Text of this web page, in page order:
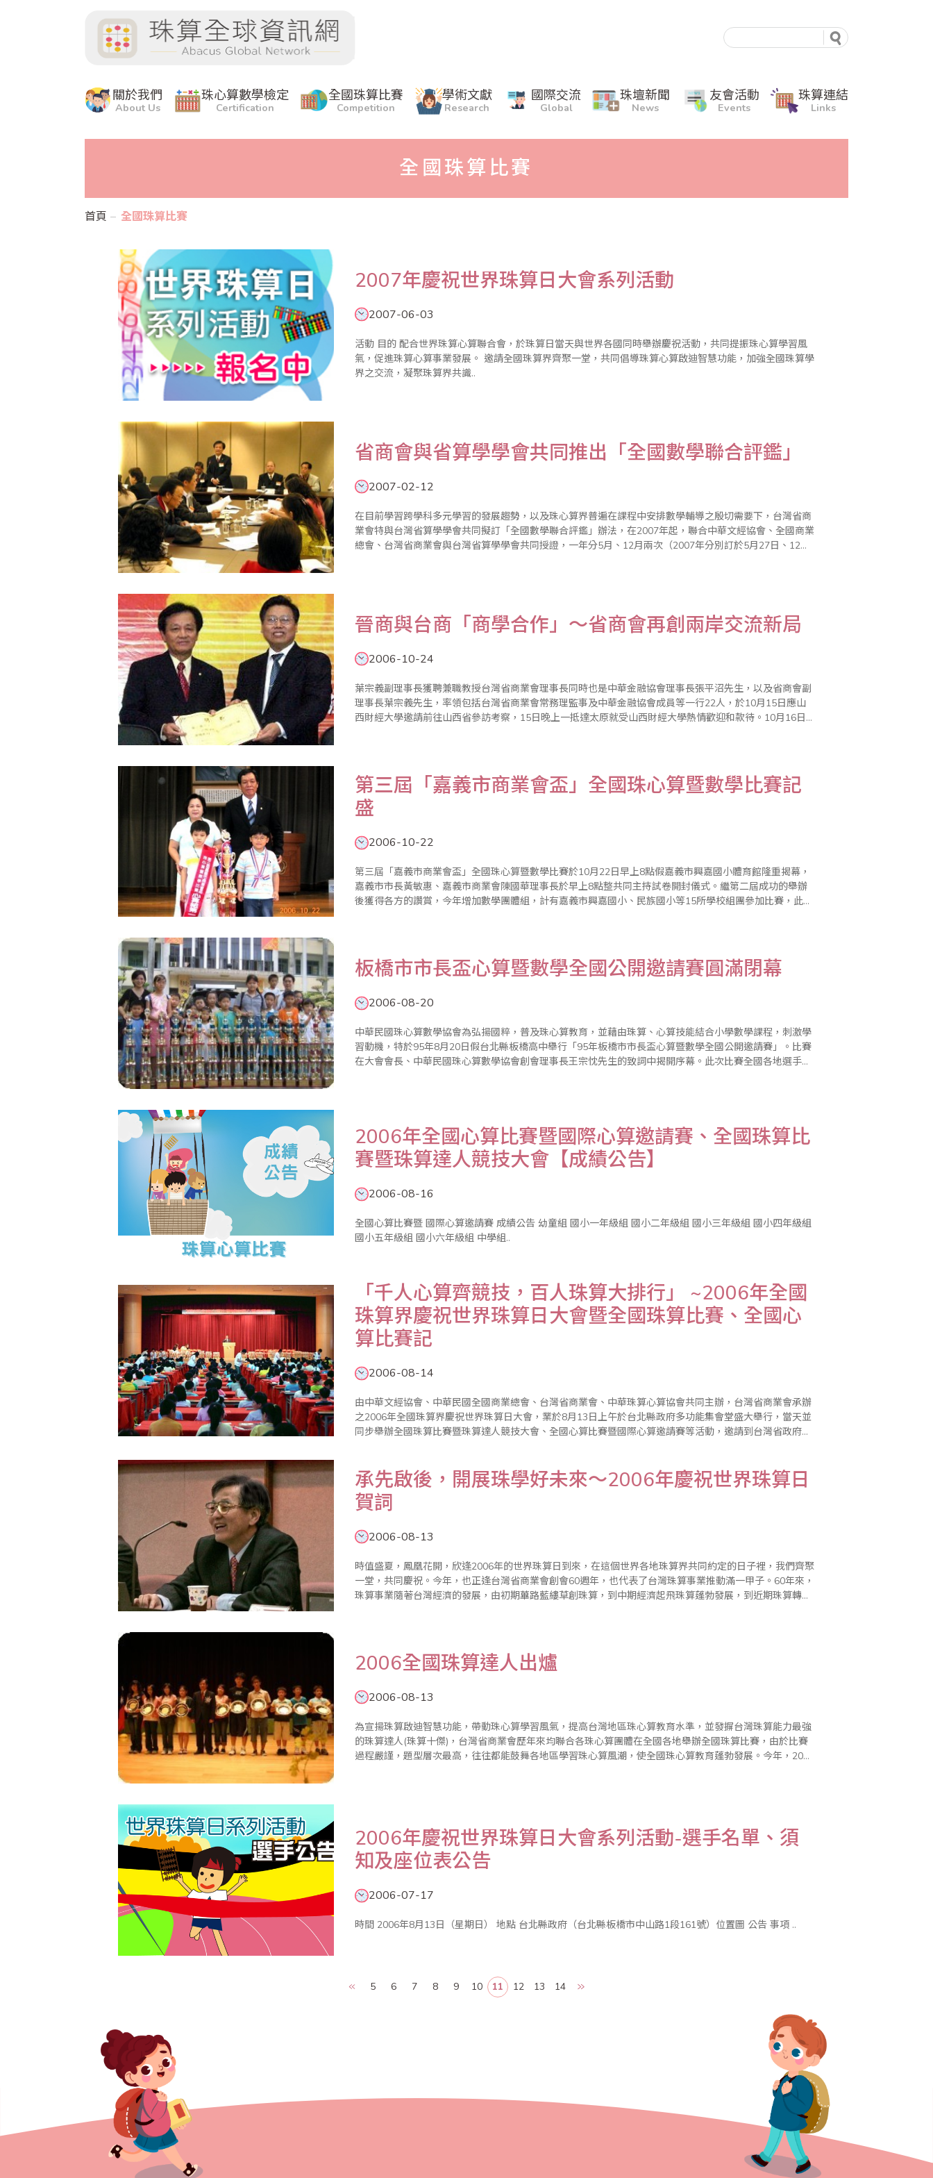
關於我們
About Us
珠心算數學檢定
Certification
全國珠算比賽
Competition
學術文獻
Research
國際交流
Global
珠壇新聞
News
友會活動
Events
珠算連結
Links
全國珠算比賽
首頁 全國珠算比賽
2007年慶祝世界珠算日大會系列活動
2007-06-03
活動 目的 配合世界珠算心算聯合會，於珠算日當天與世界各國同時舉辦慶祝活動，共同提振珠心算學習風
氣，促進珠算心算事業發展。 邀請全國珠算界齊聚一堂，共同倡導珠算心算啟迪智慧功能，加強全國珠算學
界之交流，凝聚珠算界共識..
省商會與省算學學會共同推出「全國數學聯合評鑑」
2007-02-12
在目前學習跨學科多元學習的發展趨勢，以及珠心算界普遍在課程中安排數學輔導之殷切需要下，台灣省商
業會特與台灣省算學學會共同擬訂「全國數學聯合評鑑」辦法，在2007年起，聯合中華文經協會、全國商業
總會、台灣省商業會與台灣省算學學會共同授證，一年分5月、12月兩次（2007年分別訂於5月27日、12月
晉商與台商「商學合作」～省商會再創兩岸交流新局
2006-10-24
葉宗義副理事長獲聘兼職教授台灣省商業會理事長同時也是中華金融協會理事長張平沼先生，以及省商會副
理事長葉宗義先生，率領包括台灣省商業會常務理監事及中華金融協會成員等一行22人，於10月15日應山
西財經大學邀請前往山西省參訪考察，15日晚上一抵達太原就受山西財經大學熱情歡迎和款待。10月16日
第三屆「嘉義市商業會盃」全國珠心算暨數學比賽記
盛
2006-10-22
第三屆「嘉義市商業會盃」全國珠心算暨數學比賽於10月22日早上8點假嘉義市興嘉國小體育館隆重揭幕，
嘉義市市長黃敏惠、嘉義市商業會陳國華理事長於早上8點整共同主持試卷開封儀式。繼第二屆成功的舉辦
後獲得各方的讚賞，今年增加數學團體組，計有嘉義市興嘉國小、民族國小等15所學校組團參加比賽，此項
板橋市市長盃心算暨數學全國公開邀請賽圓滿閉幕
2006-08-20
中華民國珠心算數學協會為弘揚國粹，普及珠心算教育，並藉由珠算、心算技能結合小學數學課程，刺激學
習動機，特於95年8月20日假台北縣板橋高中舉行「95年板橋市市長盃心算暨數學全國公開邀請賽」。比賽
在大會會長、中華民國珠心算數學協會創會理事長王宗忱先生的致詞中揭開序幕。此次比賽全國各地選手齊
2006年全國心算比賽暨國際心算邀請賽、全國珠算比
賽暨珠算達人競技大會【成績公告】
2006-08-16
全國心算比賽暨 國際心算邀請賽 成績公告 幼童組 國小一年級組 國小二年級組 國小三年級組 國小四年級組
國小五年級組 國小六年級組 中學組..
「千人心算齊競技，百人珠算大排行」 ~2006年全國
珠算界慶祝世界珠算日大會暨全國珠算比賽、全國心
算比賽記
2006-08-14
由中華文經協會、中華民國全國商業總會、台灣省商業會、中華珠算心算協會共同主辦，台灣省商業會承辦
之2006年全國珠算界慶祝世界珠算日大會，業於8月13日上午於台北縣政府多功能集會堂盛大舉行，當天並
同步舉辦全國珠算比賽暨珠算達人競技大會、全國心算比賽暨國際心算邀請賽等活動，邀請到台灣省政府社
承先啟後，開展珠學好未來～2006年慶祝世界珠算日
賀詞
2006-08-13
時值盛夏，鳳凰花開，欣逢2006年的世界珠算日到來，在這個世界各地珠算界共同約定的日子裡，我們齊聚
一堂，共同慶祝。今年，也正逢台灣省商業會創會60週年，也代表了台灣珠算事業推動滿一甲子。60年來，
珠算事業隨著台灣經濟的發展，由初期蓽路藍縷草創珠算，到中期經濟起飛珠算蓬勃發展，到近期珠算轉趨
2006全國珠算達人出爐
2006-08-13
為宣揚珠算啟迪智慧功能，帶動珠心算學習風氣，提高台灣地區珠心算教育水準，並發摒台灣珠算能力最強
的珠算達人(珠算十傑)，台灣省商業會歷年來均聯合各珠心算團體在全國各地舉辦全國珠算比賽，由於比賽
過程嚴謹，題型層次最高，往往都能鼓舞各地區學習珠心算風潮，使全國珠心算教育蓬勃發展。今年，2006
2006年慶祝世界珠算日大會系列活動-選手名單、須
知及座位表公告
2006-07-17
時間 2006年8月13日（星期日） 地點 台北縣政府（台北縣板橋市中山路1段161號）位置圖 公告 事項 ..
5 6 7 8 9 10 11 12 13 14